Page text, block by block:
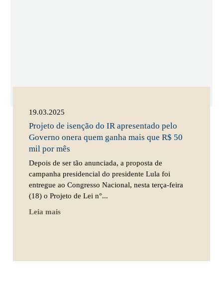
19.03.2025
Projeto de isenção do IR apresentado pelo
Governo onera quem ganha mais que R$ 50
mil por mês
Depois de ser tão anunciada, a proposta de
campanha presidencial do presidente Lula foi
entregue ao Congresso Nacional, nesta terça-feira
(18) o Projeto de Lei n°...
Leia mais